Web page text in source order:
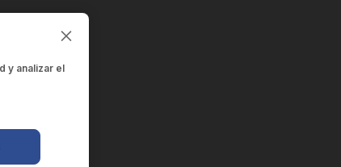
salud.
y analizar el